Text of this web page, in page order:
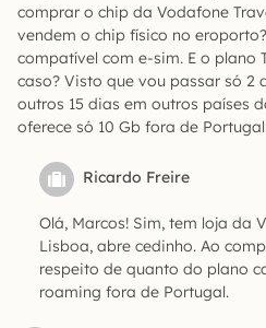
comprar o chip da Vodafone
vendem o chip físico no
compatível com e-sim. E o plano
caso? Visto que vou passar só 2
outros 15 dias em outros países
oferece só 10 Gb fora de
Ricardo Freire
Olá, Marcos! Sim, tem loja da
Lisboa, abre cedinho. Ao
respeito de quanto do plano
roaming fora de Portugal.